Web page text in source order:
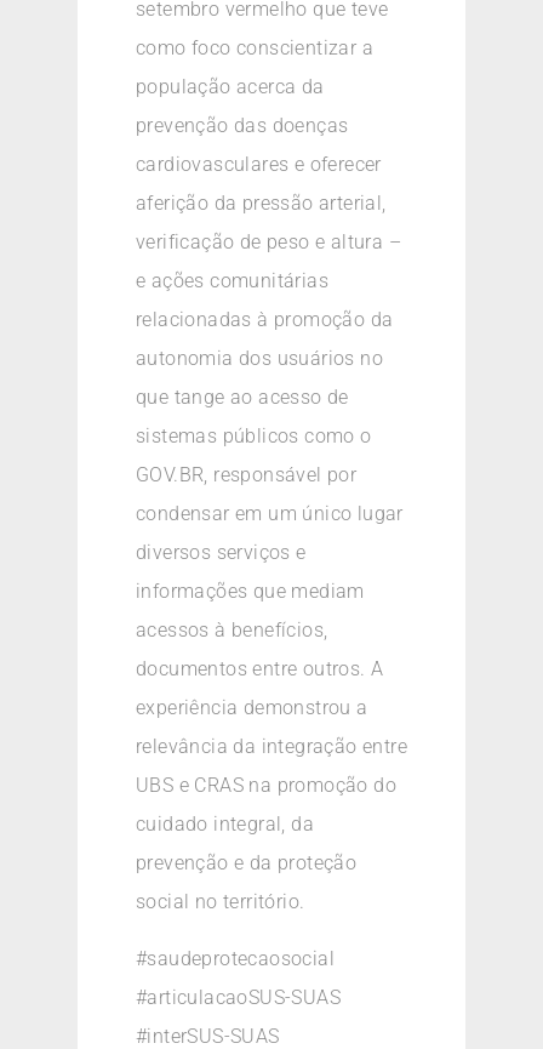
setembro vermelho que teve
como foco conscientizar a
população acerca da
prevenção das doenças
cardiovasculares e oferecer
aferição da pressão arterial,
verificação de peso e altura –
e ações comunitárias
relacionadas à promoção da
autonomia dos usuários no
que tange ao acesso de
sistemas públicos como o
GOV.BR, responsável por
condensar em um único lugar
diversos serviços e
informações que mediam
acessos à benefícios,
documentos entre outros. A
experiência demonstrou a
relevância da integração entre
UBS e CRAS na promoção do
cuidado integral, da
prevenção e da proteção
social no território.
#saudeprotecaosocial
#articulacaoSUS-SUAS
#interSUS-SUAS